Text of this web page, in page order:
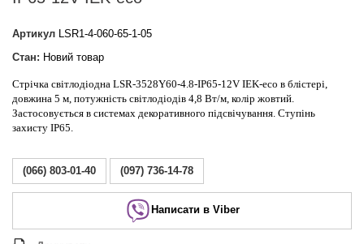
Артикул LSR1-4-060-65-1-05
Стан: Новий товар
Стрічка світлодіодна LSR-3528Y60-4.8-IP65-12V IEK-eco в блістері,
довжина 5 м, потужність світлодіодів 4,8 Вт/м, колір жовтий.
Застосовується в системах декоративного підсвічування. Ступінь
захисту IP65.
(066) 803-01-40 (097) 736-14-78
Написати в Viber